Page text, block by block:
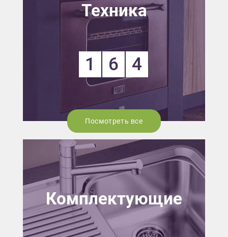
Техника
1 6 4
Посмотреть все
Комплектующие